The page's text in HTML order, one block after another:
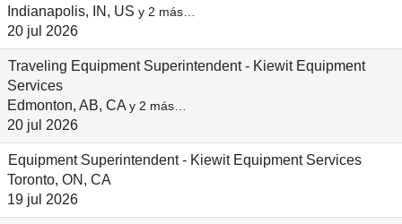
Indianapolis, IN, US y 2 más…
20 jul 2026
Traveling Equipment Superintendent - Kiewit Equipment
Services
Edmonton, AB, CA y 2 más…
20 jul 2026
Equipment Superintendent - Kiewit Equipment Services
Toronto, ON, CA
19 jul 2026